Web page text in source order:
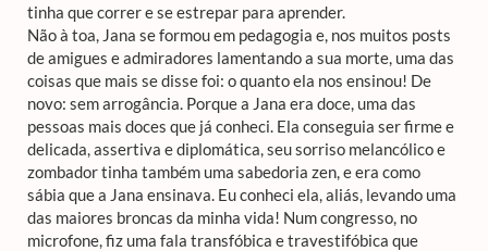
tinha que correr e se estrepar para aprender.
Não à toa, Jana se formou em pedagogia e, nos muitos posts
de amigues e admiradores lamentando a sua morte, uma das
coisas que mais se disse foi: o quanto ela nos ensinou! De
novo: sem arrogância. Porque a Jana era doce, uma das
pessoas mais doces que já conheci. Ela conseguia ser firme e
delicada, assertiva e diplomática, seu sorriso melancólico e
zombador tinha também uma sabedoria zen, e era como
sábia que a Jana ensinava. Eu conheci ela, aliás, levando uma
das maiores broncas da minha vida! Num congresso, no
microfone, fiz uma fala transfóbica e travestifóbica que